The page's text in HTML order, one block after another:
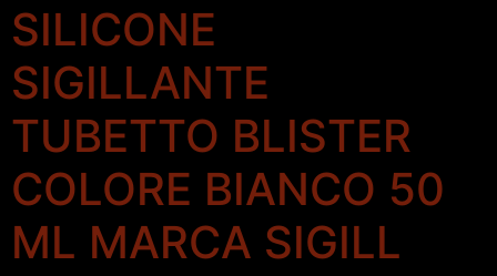
SILICONE
SIGILLANTE
TUBETTO BLISTER
COLORE BIANCO 50
ML MARCA SIGILL